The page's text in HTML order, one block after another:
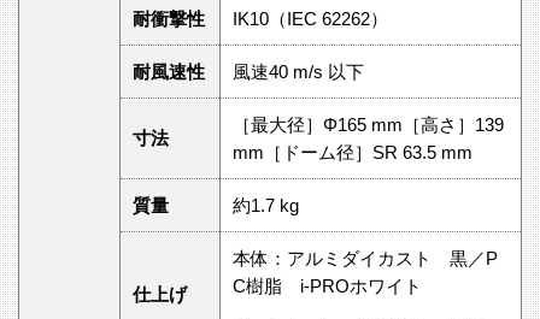
耐衝撃性 IK10（IEC 62262）
耐風速性 風速40 m/s 以下
寸法
［最大径］Φ165 mm［高さ］139
mm［ドーム径］SR 63.5 mm
質量 約1.7 kg
仕上げ
本体：アルミダイカスト 黒／P
C樹脂 i-PROホワイト